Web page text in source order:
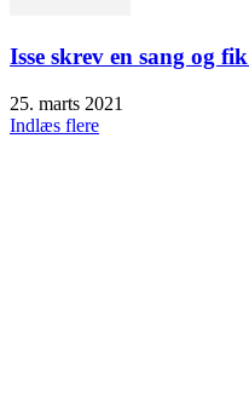
Isse skrev en sang og
25. marts 2021
Indlæs flere